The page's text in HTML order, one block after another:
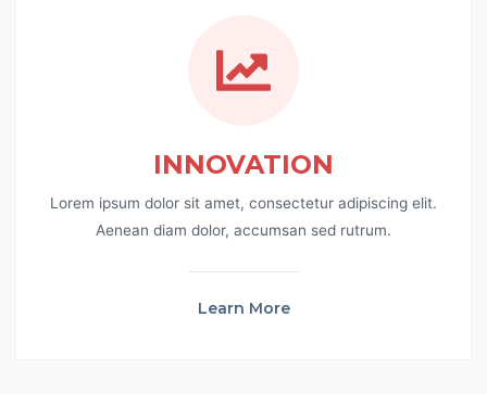
INNOVATION
Lorem ipsum dolor sit amet, consectetur adipiscing elit.
Aenean diam dolor, accumsan sed rutrum.
Learn More